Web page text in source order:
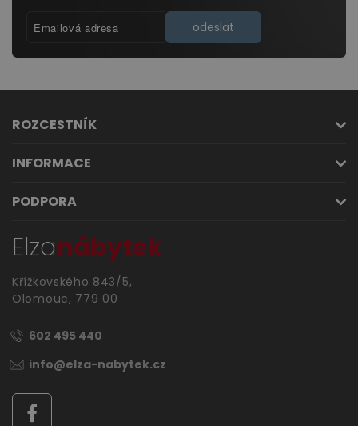
odeslat
ROZCESTNÍK
INFORMACE
PODPORA
Elzanábytek
Křížkovského 843/5,
Olomouc, 779 00
602 495 440
info@elza-nabytek.cz